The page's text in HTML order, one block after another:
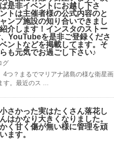
是非イベントにお越し下さ
トは主催者様の公式内容のと
ンプ️施設の知り合いできまし
介します！インスタのストー
YouTubeを是非ご登録くださ
ントなどを掲載してます。そ
も元気でお過ごし下さい♪
グ
4つ？まるでマリアナ諸島の様な衛星画
す。最近のス ...
さかった実はたくさん落花し
はかなり大きくなりました。
く甘く傷が無い様に管理を頑
ます。